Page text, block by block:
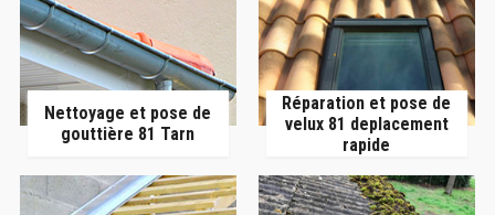
Nettoyage et pose de
gouttière 81 Tarn
Réparation et pose de
velux 81 deplacement
rapide